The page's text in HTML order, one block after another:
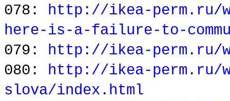
078: http://ikea-perm.ru/
here-is-a-failure-to-
079: http://ikea-perm.ru/
080: http://ikea-perm.ru/
slova/index.html